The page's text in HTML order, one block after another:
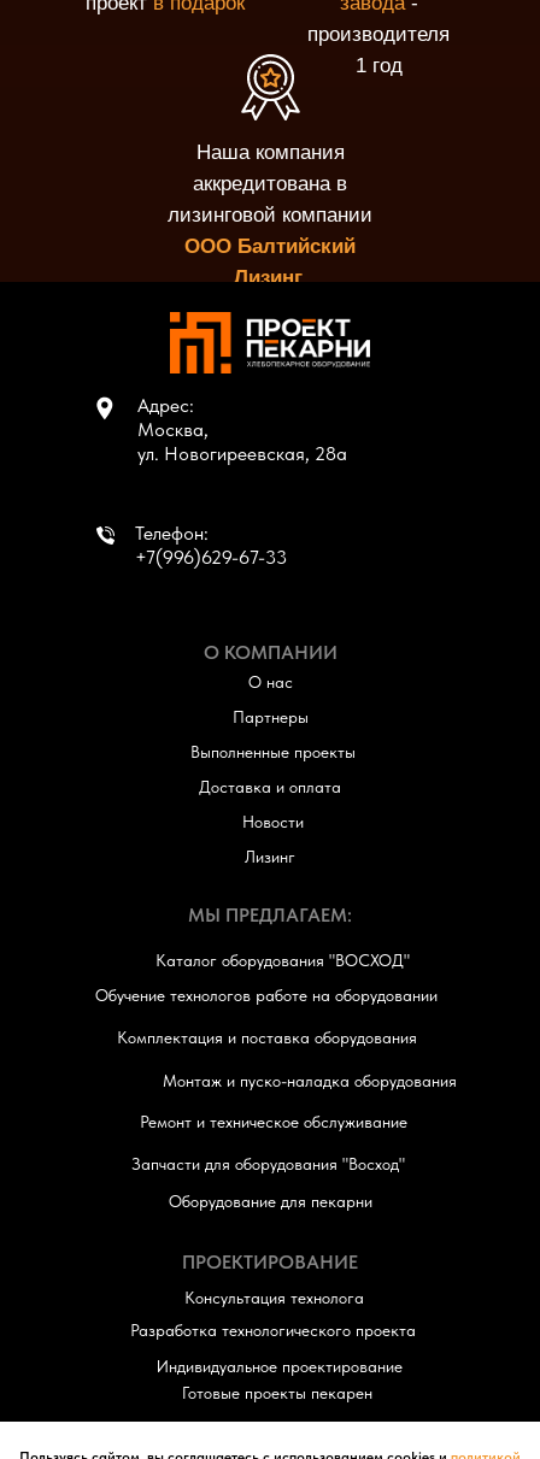
Наша компания
аккредитована в
лизинговой компании
ООО Балтийский
Лизинг.
производителя
1 год
Адрес:
Москва,
ул. Новогиреевская, 28а
Телефон:
+7(996)629-67-33
О КОМПАНИИ
О нас
Партнеры
Выполненные проекты
Новости
Доставка и оплата
Лизинг
МЫ ПРЕДЛАГАЕМ:
Каталог оборудования "ВОСХОД"
Разработка технологического проекта
Комплектация и поставка оборудования
Монтаж и пуско-наладка оборудования
Обучение технологов работе на оборудовании
Ремонт и техническое обслуживание
Запчасти для оборудования "Восход"
ПРОЕКТИРОВАНИЕ
Консультация технолога
Индивидуальное проектирование
Готовые проекты пекарен
Оборудование для пекарни